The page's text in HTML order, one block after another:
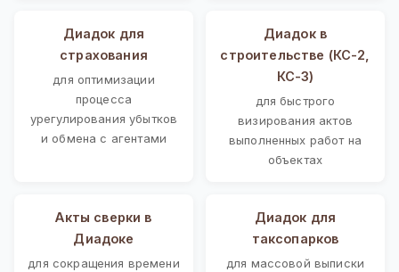
Диадок для
страхования
для оптимизации
процесса
урегулирования убытков
и обмена с агентами
Диадок в
строительстве (КС-2,
КС-3)
для быстрого
визирования актов
выполненных работ на
объектах
Акты сверки в
Диадоке
для сокращения времени
Диадок для
таксопарков
для массовой выписки